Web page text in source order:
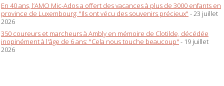
En 40 ans, l’AMO Mic-Ados a offert des vacances à plus de 3000 enfants en
province de Luxembourg: "Ils ont vécu des souvenirs précieux" - 23 juillet
2026
350 coureurs et marcheurs à Ambly en mémoire de Clotilde, décédée
inopinément à l'âge de 6 ans: "Cela nous touche beaucoup" - 19 juillet
2026